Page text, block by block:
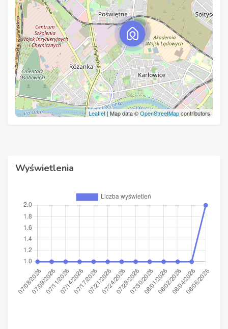
Leaflet | Map data ©OpenStreetMapcontributors
Wyświetlenia